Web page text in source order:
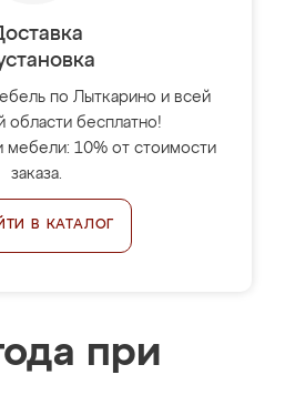
по Лыткарино и всей
области бесплатно!
мебели: 10% от стоимости
заказа.
В КАТАЛОГ
при